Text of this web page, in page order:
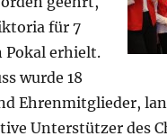
für 7
Pokal erhielt.
wurde 18
Ehrenmitglieder,
Unterstützer des